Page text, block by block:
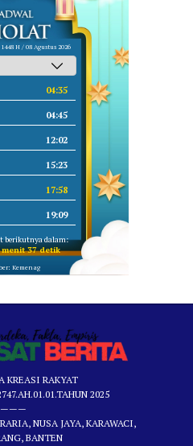
H / 08 Agustus 2026
04:35
04:45
12:02
15:23
17:58
19:09
berikutnya dalam:
menit 36 detik
Kemenag
KREASI RAKYAT
2025
———
NUSA JAYA, KARAWACI,
BANTEN